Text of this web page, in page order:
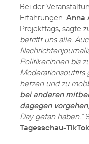
Bei der
Erfahrungen. Anna
Projekttags, sagte
betrifft uns alle.
Politiker:innen bis
Moderationsoutfits
hetzen und zu
bei anderen
dagegen vorgehen
Day getan haben.“
Tagesschau-